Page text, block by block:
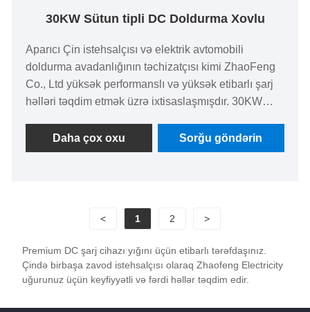
30KW Sütun tipli DC Doldurma Xovlu
Aparıcı Çin istehsalçısı və elektrik avtomobili
doldurma avadanlığının təchizatçısı kimi ZhaoFeng
Co., Ltd yüksək performanslı və yüksək etibarlı şarj
həlləri təqdim etmək üzrə ixtisaslaşmışdır. 30KW
doldurma stansiyaları, ticarət dayanacaqları və
logistika parkları kimi ssenarilər üçün nəzərdə
orta və ağır yük maşınları, hibrid avtomobillər və
təmiz elektrik nəqliyyat vasitələri ilə tam uyğundur,
çevik quraşdırma təklif edir. Biz fabrikin birbaşa
satışını, toplu tədarükü və fərdiləşdirilmiş xidmətləri
sertifikatlarımız var və müştərilərə səmərəli enerji
Daha çox oxu Sorğu göndərin
< 1 2 >
Premium DC şarj cihazı yığını üçün etibarlı tərəfdaşınız.
Çində birbaşa zavod istehsalçısı olaraq Zhaofeng Electricity
uğurunuz üçün keyfiyyətli və fərdi həllər təqdim edir.